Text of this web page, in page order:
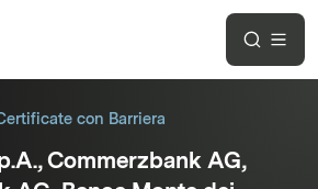
con Barriera
Commerzbank AG,